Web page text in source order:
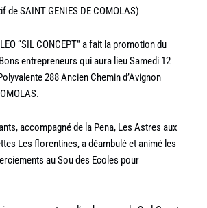
de SAINT GENIES DE COMOLAS)
“SIL CONCEPT” a fait la promotion du
entrepreneurs qui aura lieu Samedi 12
288 Ancien Chemin d’Avignon
accompagné de la Pena, Les Astres aux
Les florentines, a déambulé et animé les
au Sou des Ecoles pour